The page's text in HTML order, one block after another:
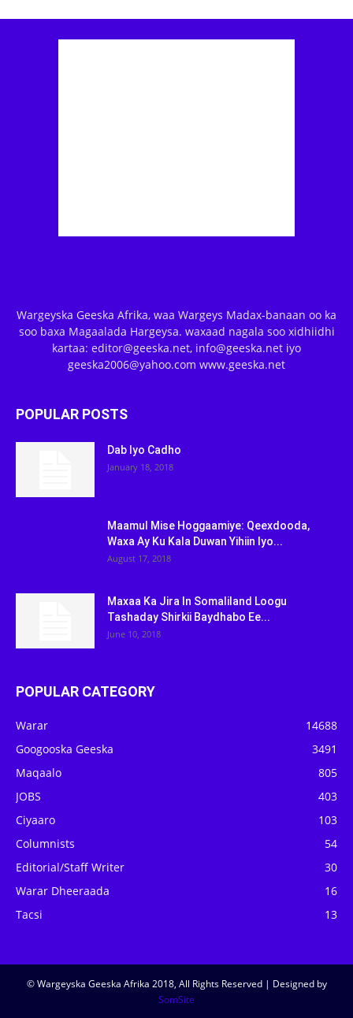
Wargeyska Geeska Afrika, waa Wargeys Madax-banaan oo ka
soo baxa Magaalada Hargeysa. waxaad nagala soo xidhiidhi
kartaa: editor@geeska.net, info@geeska.net iyo
geeska2006@yahoo.com www.geeska.net
POPULAR POSTS
Dab Iyo Cadho
January 18, 2018
Maamul Mise Hoggaamiye: Qeexdooda,
Waxa Ay Ku Kala Duwan Yihiin Iyo...
August 17, 2018
Maxaa Ka Jira In Somaliland Loogu
Tashaday Shirkii Baydhabo Ee...
June 10, 2018
POPULAR CATEGORY
Warar
14688
Googooska Geeska
3491
Maqaalo
805
JOBS
403
Ciyaaro
103
Columnists
54
Editorial/Staff Writer
30
Warar Dheeraada
16
Tacsi
13
© Wargeyska Geeska Afrika 2018, All Rights Reserved | Designed by
SomSite